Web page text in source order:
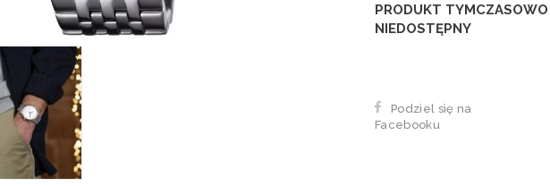
PRODUKT TYMCZASOWO
NIEDOSTĘPNY
Podziel się na
Facebooku